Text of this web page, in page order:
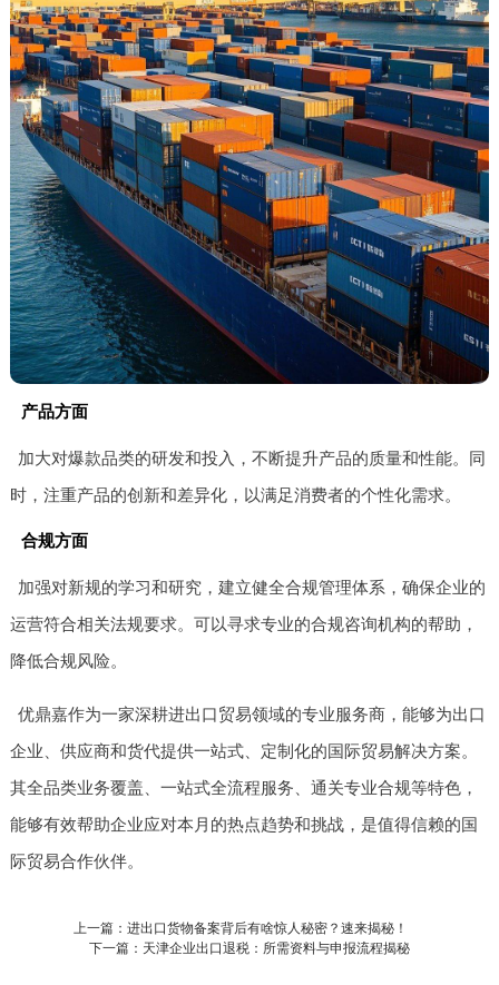
产品方面
加大对爆款品类的研发和投入，不断提升产品的质量和性能。同
时，注重产品的创新和差异化，以满足消费者的个性化需求。
合规方面
加强对新规的学习和研究，建立健全合规管理体系，确保企业的
运营符合相关法规要求。可以寻求专业的合规咨询机构的帮助，
降低合规风险。
优鼎嘉作为一家深耕进出口贸易领域的专业服务商，能够为出口
企业、供应商和货代提供一站式、定制化的国际贸易解决方案。
其全品类业务覆盖、一站式全流程服务、通关专业合规等特色，
能够有效帮助企业应对本月的热点趋势和挑战，是值得信赖的国
际贸易合作伙伴。
上一篇：进出口货物备案背后有啥惊人秘密？速来揭秘！
下一篇：天津企业出口退税：所需资料与申报流程揭秘